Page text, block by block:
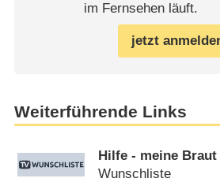
im Fernsehen läuft.
jetzt
Weiterführende Links
Hilfe - meine
Wunschliste